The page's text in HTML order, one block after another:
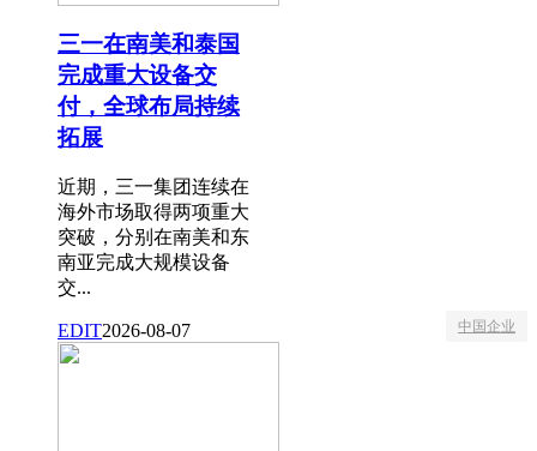
三一在南美和泰国
完成重大设备交
付，全球布局持续
拓展
近期，三一集团连续在
海外市场取得两项重大
突破，分别在南美和东
南亚完成大规模设备
交...
EDIT2026-08-07 中国企业